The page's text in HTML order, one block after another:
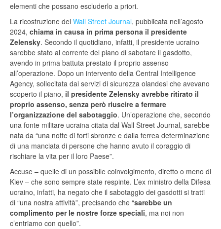
elementi che possano escluderlo a priori.
La ricostruzione del Wall Street Journal, pubblicata nell’agosto
2024, chiama in causa in prima persona il presidente
Zelensky. Secondo il quotidiano, infatti, il presidente ucraino
sarebbe stato al corrente del piano di sabotare il gasdotto,
avendo in prima battuta prestato il proprio assenso
all’operazione. Dopo un intervento della Central Intelligence
Agency, sollecitata dai servizi di sicurezza olandesi che avevano
scoperto il piano, il presidente Zelensky avrebbe ritirato il
proprio assenso, senza però riuscire a fermare
l’organizzazione del sabotaggio. Un’operazione che, secondo
una fonte militare ucraina citata dal Wall Street Journal, sarebbe
nata da “una notte di forti sbronze e dalla ferrea determinazione
di una manciata di persone che hanno avuto il coraggio di
rischiare la vita per il loro Paese”.
Accuse – quelle di un possibile coinvolgimento, diretto o meno di
Kiev – che sono sempre state respinte. L’ex ministro della Difesa
ucraino, infatti, ha negato che il sabotaggio dei gasdotti si tratti
di “una nostra attività”, precisando che “sarebbe un
complimento per le nostre forze speciali, ma noi non
c’entriamo con quello”.